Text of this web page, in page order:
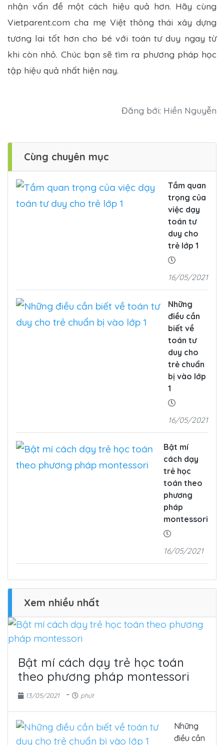
nhận vấn đề một cách hiệu quả hơn. Hãy cùng
Vietparent.com cha mẹ Việt thông thái xây dựng
tương lai tốt hơn cho bé với toán tư duy ngay từ
khi còn nhỏ. Chúc bạn sẽ tìm ra phương pháp học
tập hiệu quả nhất hiện nay.
Đăng bới: Hiền Nguyễn
Cùng chuyên mục
Tầm quan
trọng của
việc dạy
toán tư
duy cho
trẻ lớp 1
16/05/2021
Những
điều cần
biết về
toán tư
duy cho
trẻ chuẩn
bị vào lớp
1
16/05/2021
Bật mí
cách dạy
trẻ học
toán theo
phương
pháp
montessori
16/05/2021
Xem nhiều nhất
Bật mí cách dạy trẻ học toán
theo phương pháp montessori
13/05/2021 - phút
Những
điều cần